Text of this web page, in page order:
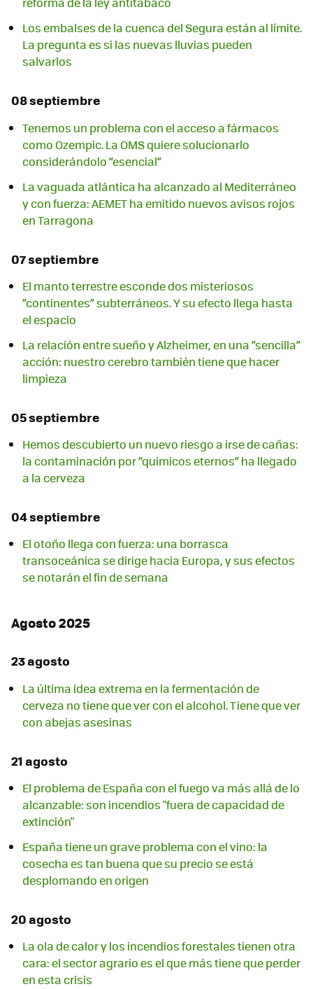
Los embalses de la cuenca del Segura están al límite.
La pregunta es si las nuevas lluvias pueden
salvarlos
08 septiembre
Tenemos un problema con el acceso a fármacos
como Ozempic. La OMS quiere solucionarlo
considerándolo “esencial”
La vaguada atlántica ha alcanzado al Mediterráneo
y con fuerza: AEMET ha emitido nuevos avisos rojos
en Tarragona
07 septiembre
El manto terrestre esconde dos misteriosos
“continentes” subterráneos. Y su efecto llega hasta
el espacio
La relación entre sueño y Alzheimer, en una “sencilla”
acción: nuestro cerebro también tiene que hacer
limpieza
05 septiembre
Hemos descubierto un nuevo riesgo a irse de cañas:
la contaminación por “químicos eternos” ha llegado
a la cerveza
04 septiembre
El otoño llega con fuerza: una borrasca
transoceánica se dirige hacia Europa, y sus efectos
se notarán el fin de semana
Agosto 2025
23 agosto
La última idea extrema en la fermentación de
cerveza no tiene que ver con el alcohol. Tiene que ver
con abejas asesinas
21 agosto
El problema de España con el fuego va más allá de lo
alcanzable: son incendios "fuera de capacidad de
extinción"
España tiene un grave problema con el vino: la
cosecha es tan buena que su precio se está
desplomando en origen
20 agosto
La ola de calor y los incendios forestales tienen otra
cara: el sector agrario es el que más tiene que perder
en esta crisis